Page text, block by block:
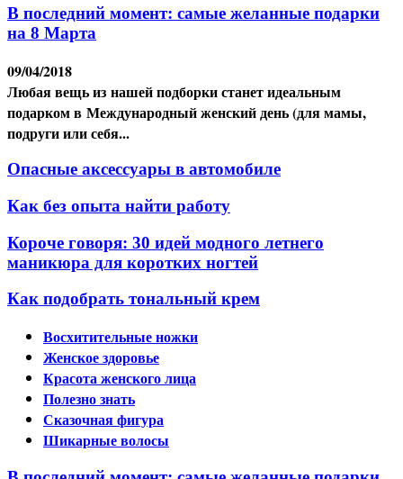
В последний момент: самые желанные подарки
на 8 Марта
09/04/2018
Любая вещь из нашей подборки станет идеальным
подарком в Международный женский день (для мамы,
подруги или себя...
Опасные аксессуары в автомобиле
Как без опыта найти работу
Короче говоря: 30 идей модного летнего
маникюра для коротких ногтей
Как подобрать тональный крем
Восхитительные ножки
Женское здоровье
Красота женского лица
Полезно знать
Сказочная фигура
Шикарные волосы